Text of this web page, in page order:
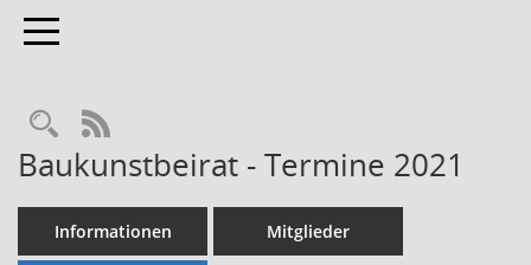
Toggle navigation
Rechercheauswahl
RSS-Feed
Baukunstbeirat - Termine 2021
Informationen Mitglieder